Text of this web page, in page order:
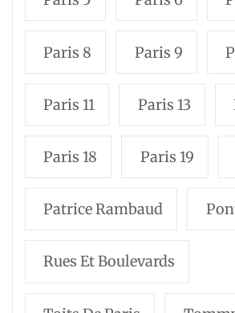
Paris 8 Paris 9
Paris 11 Paris 13
Paris 18 Paris 19
Patrice Rambaud
Rues Et Boulevards